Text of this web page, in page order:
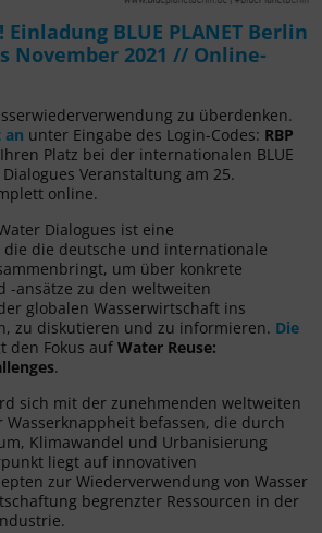
BLUE PLANET Berlin
November 2021 // Online-
zu überdenken.
an unter Eingabe des Login-Codes: RBP
Platz bei der internationalen BLUE
Dialogues Veranstaltung am 25.
online.
Dialogues ist eine
die deutsche und internationale
um über konkrete
-ansätze zu den weltweiten
globalen Wasserwirtschaft ins
zu diskutieren und zu informieren. Die
den Fokus auf Water Reuse:
.
sich mit der zunehmenden weltweiten
befassen, die durch
Klimawandel und Urbanisierung
liegt auf innovativen
zur Wiederverwendung von Wasser
begrenzter Ressourcen in der